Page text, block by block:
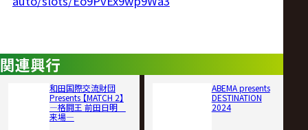
関連興行
和田国際交流財団
Presents 【MATCH 2】
―格闘王 前田日明
来場―
ABEMA presents
DESTINATION
2024